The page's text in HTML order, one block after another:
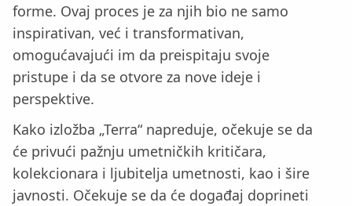
forme. Ovaj proces je za njih bio ne samo
inspirativan, već i transformativan,
omogućavajući im da preispitaju svoje
pristupe i da se otvore za nove ideje i
perspektive.
Kako izložba „Terra“ napreduje, očekuje se da
će privući pažnju umetničkih kritičara,
kolekcionara i ljubitelja umetnosti, kao i šire
javnosti. Očekuje se da će događaj doprineti